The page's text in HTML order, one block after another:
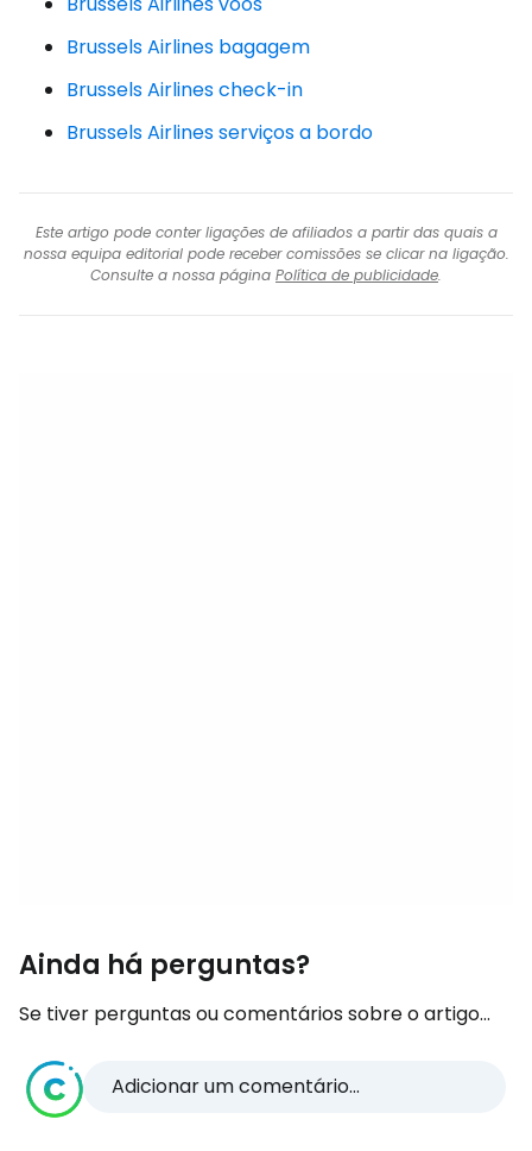
Brussels Airlines bagagem
Brussels Airlines check-in
Brussels Airlines serviços a bordo
Este artigo pode conter ligações de afiliados a partir das quais a
nossa equipa editorial pode receber comissões se clicar na ligação.
Consulte a nossa página Política de publicidade.
Ainda há perguntas?
Se tiver perguntas ou comentários sobre o artigo...
Adicionar um comentário...